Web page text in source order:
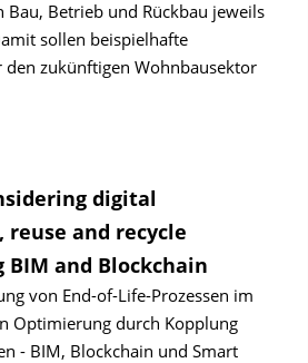
Bau, Betrieb und Rückbau jeweils
sollen beispielhafte
zukünftigen Wohnbausektor
digital
and recycle
BIM and Blockchain
von End-of-Life-Prozessen im
Optimierung durch Kopplung
- BIM, Blockchain und Smart